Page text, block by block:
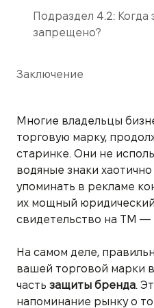
Подраздел 4.2: Когда
запрещено?
Заключение
Многие владельцы
торговую марку,
старинке. Они не
водяные знаки
упоминать в рекламе
их мощный
свидетельство на ТМ —
На самом деле,
вашей торговой марки
часть защиты бренда.
напоминание рынку о